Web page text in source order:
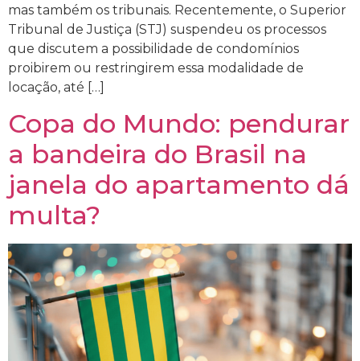
mas também os tribunais. Recentemente, o Superior
Tribunal de Justiça (STJ) suspendeu os processos
que discutem a possibilidade de condomínios
proibirem ou restringirem essa modalidade de
locação, até […]
Copa do Mundo: pendurar
a bandeira do Brasil na
janela do apartamento dá
multa?